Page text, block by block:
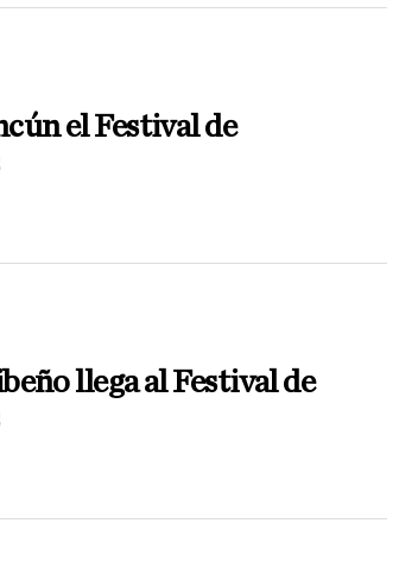
el Festival de
llega al Festival de